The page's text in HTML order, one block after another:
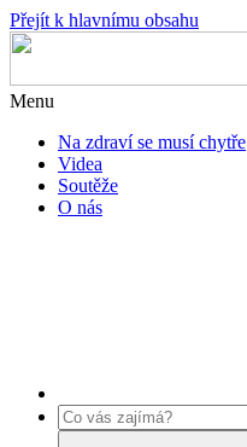
Přejít k hlavnímu obsahu
Menu
Na zdraví se musí chytře
Videa
Soutěže
O nás